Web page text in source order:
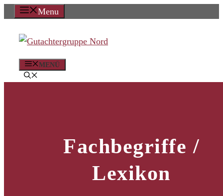
Zum
springen
Menu
MENÜ
Fachbegriffe /
Lexikon